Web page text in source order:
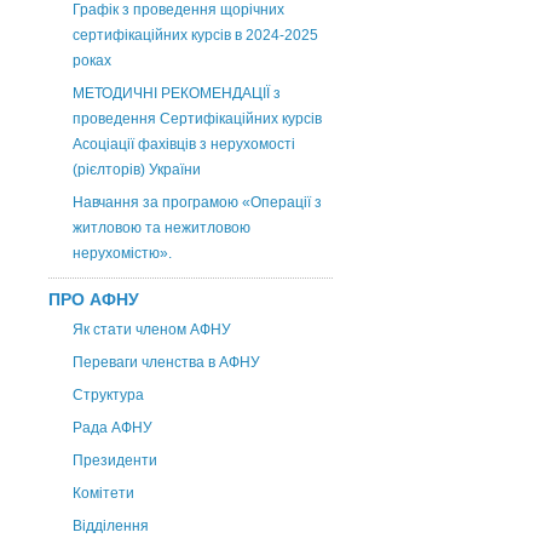
Графік з проведення щорічних
сертифікаційних курсів в 2024-2025
роках
МЕТОДИЧНІ РЕКОМЕНДАЦІЇ з
проведення Сертифікаційних курсів
Асоціації фахівців з нерухомості
(рієлторів) України
Навчання за програмою «Операції з
житловою та нежитловою
нерухомістю».
ПРО АФНУ
Як стати членом АФНУ
Переваги членства в АФНУ
Структура
Рада АФНУ
Президенти
Комітети
Відділення